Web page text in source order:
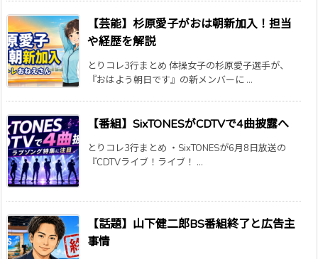
【芸能】杉原愛子がおは朝新加入！担当
や経歴を解説
とりコレ3行まとめ 体操女子の杉原愛子選手が、
『おはよう朝日です』の新メンバーに ...
【番組】SixTONESがCDTVで4曲披露へ
とりコレ3行まとめ ・SixTONESが6月8日放送の
『CDTVライブ！ライブ！ ...
【話題】山下健二郎BS番組終了と広告主
事情